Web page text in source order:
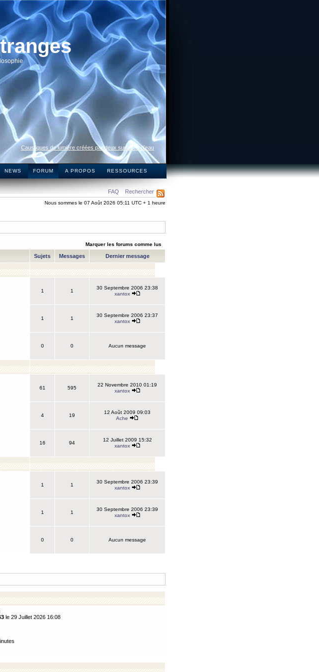
Caustiques de lumière créées par deux surfaces d’eau
NEWS FORUM A PROPOS RESSOURCES
FAQ Rechercher
Nous sommes le 07 Août 2026 05:11 UTC + 1 heure
Marquer les forums comme lus
Sujets Messages Dernier message
1 1
30 Septembre 2006 23:38
xantox
1 1
30 Septembre 2006 23:37
xantox
0 0 Aucun message
61 595
22 Novembre 2010 01:19
xantox
4 19
12 Août 2009 09:03
Ache
16 94
12 Juillet 2009 15:32
xantox
1 1
30 Septembre 2006 23:39
xantox
1 1
30 Septembre 2006 23:39
xantox
0 0 Aucun message
le 29 Juillet 2026 16:08